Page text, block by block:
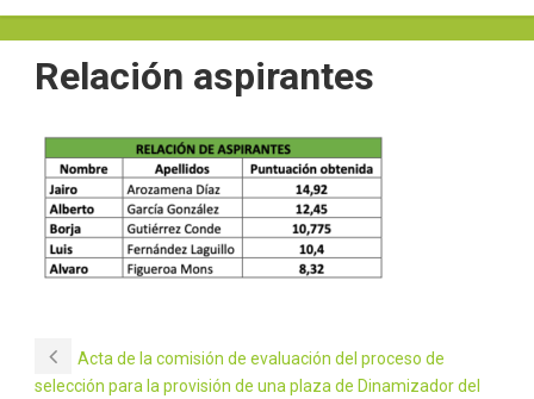
Relación aspirantes
Acta de la comisión de evaluación del proceso de
selección para la provisión de una plaza de Dinamizador del